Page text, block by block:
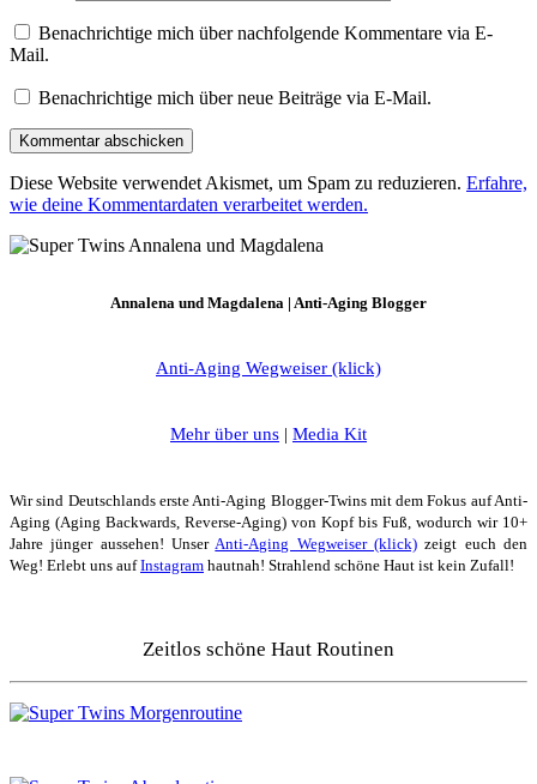
Benachrichtige mich über nachfolgende Kommentare via E-
Mail.
Benachrichtige mich über neue Beiträge via E-Mail.
Diese Website verwendet Akismet, um Spam zu reduzieren. Erfahre,
wie deine Kommentardaten verarbeitet werden.
Annalena und Magdalena | Anti-Aging Blogger
Anti-Aging Wegweiser (klick)
Mehr über uns | Media Kit
Wir sind Deutschlands erste Anti-Aging Blogger-Twins mit dem Fokus auf Anti-
Aging (Aging Backwards, Reverse-Aging) von Kopf bis Fuß, wodurch wir 10+
Jahre jünger aussehen! UnserAnti-Aging Wegweiser (klick) zeigt euch den
Weg! Erlebt uns aufInstagram hautnah! Strahlend schöne Haut ist kein Zufall!
Zeitlos schöne Haut Routinen